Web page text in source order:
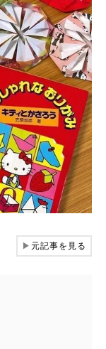
▶元記事を見る